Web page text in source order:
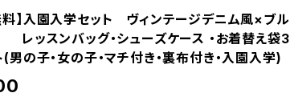
料】入園入学セット ヴィンテージデニム風×ブル
ッスンバッグ・シューズケース ・お着替え袋3
(男の子・女の子・マチ付き・裏布付き・入園入学)